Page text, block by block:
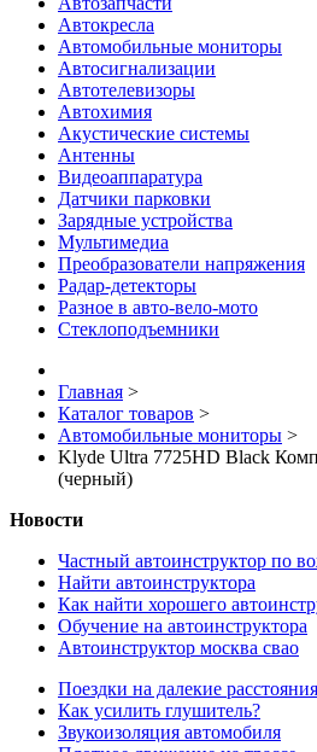
Автокресла
Автомобильные мониторы
Автосигнализации
Автотелевизоры
Автохимия
Акустические системы
Антенны
Видеоаппаратура
Датчики парковки
Зарядные устройства
Мультимедиа
Преобразователи напряжения
Радар-детекторы
Разное в авто-вело-мото
Стеклоподъемники
Главная >
Каталог товаров >
Автомобильные мониторы >
Klyde Ultra 7725HD Black
(черный)
Новости
Частный автоинструктор по
Найти автоинструктора
Как найти хорошего
Обучение на автоинструктора
Автоинструктор москва свао
Поездки на далекие расстояния
Как усилить глушитель?
Звукоизоляция автомобиля